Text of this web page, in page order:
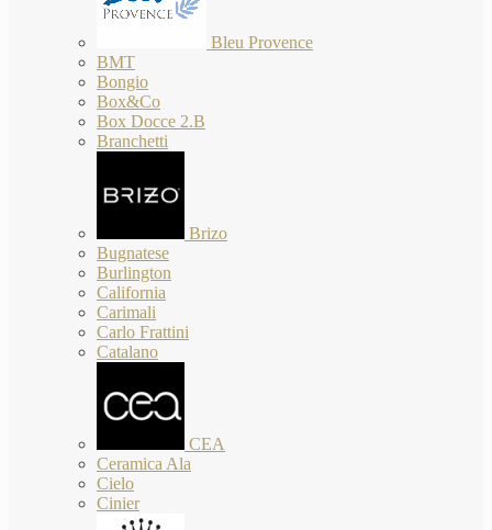
Bleu Provence
BMT
Bongio
Box&Co
Box Docce 2.B
Branchetti
Brizo
Bugnatese
Burlington
California
Carimali
Carlo Frattini
Catalano
CEA
Ceramica Ala
Cielo
Cinier